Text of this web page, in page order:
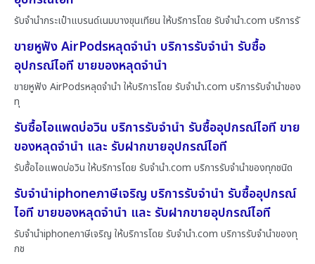
รับจำนำกระเป๋าแบรนด์เนมบางขุนเทียน ให้บริการโดย รับจํานํา.com บริการรั
ขายหูฟัง AirPodsหลุดจำนำ บริการรับจำนำ รับซื้อ
อุปกรณ์ไอที ขายของหลุดจำนำ
ขายหูฟัง AirPodsหลุดจำนำ ให้บริการโดย รับจํานํา.com บริการรับจำนำของ
ทุ
รับซื้อไอแพดบ่อวิน บริการรับจำนำ รับซื้ออุปกรณ์ไอที ขาย
ของหลุดจำนำ และ รับฝากขายอุปกรณ์ไอที
รับซื้อไอแพดบ่อวิน ให้บริการโดย รับจํานํา.com บริการรับจำนำของทุกชนิด
รับจำนำiphoneภาษีเจริญ บริการรับจำนำ รับซื้ออุปกรณ์
ไอที ขายของหลุดจำนำ และ รับฝากขายอุปกรณ์ไอที
รับจำนำiphoneภาษีเจริญ ให้บริการโดย รับจํานํา.com บริการรับจำนำของทุ
กช